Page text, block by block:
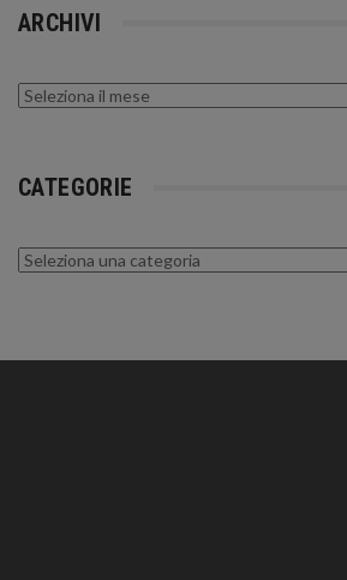
ARCHIVI
Archivi
CATEGORIE
Categorie